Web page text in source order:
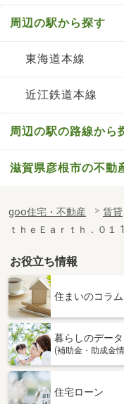
周辺の駅から探す
東海道本線
近江鉄道本線
周辺の駅の路線から
滋賀県彦根市の不動
goo住宅・不動産 賃貸
ｔｈｅＥａｒｔｈ．０１
お役立ち情報
住まいのコラム
暮らしのデータ
(補助金・助成金
住宅ローン